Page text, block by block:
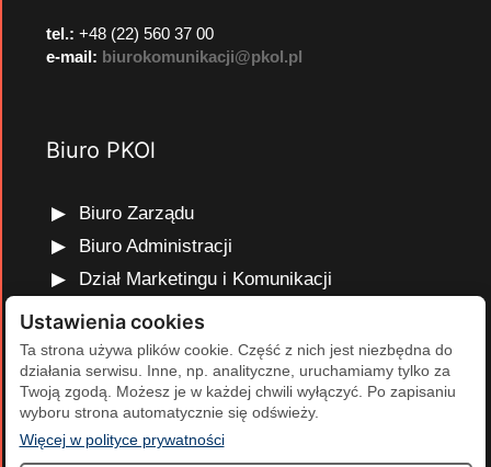
tel.: +48 (22) 560 37 00
e-mail: biurokomunikacji@pkol.pl
Biuro PKOl
Biuro Zarządu
Biuro Administracji
Dział Marketingu i Komunikacji
Dział Edukacji Olimpijskiej
Dział Finansów i Kadr
Dział Projektów Olimpijskich
Dział Programów Rozwojowych
Ustawienia cookies
Ta strona używa plików cookie. Część z nich jest niezbędna do
działania serwisu. Inne, np. analityczne, uruchamiamy tylko za
Twoją zgodą. Możesz je w każdej chwili wyłączyć. Po zapisaniu
wyboru strona automatycznie się odświeży.
Więcej w polityce prywatności(otwiera się w nowej karcie)